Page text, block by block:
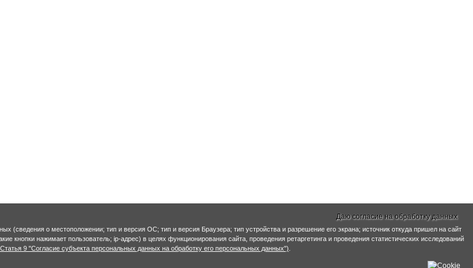
Полезная информация
Даю согласие на обработку данных
(сведения о местоположении; тип и версия ОС; тип и версия Браузера; тип устройства и разрешение его экрана; источник откуда пришел на сайт
кнопки нажимает пользователь; ip-адрес) в целях функционирования сайта, проведения ретаргетинга и проведения статистических исследований
9 "Согласие субъекта персональных данных на обработку его персональных данных").